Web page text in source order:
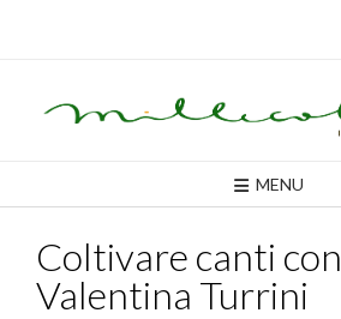
MENU
Coltivare canti con
Valentina Turrini